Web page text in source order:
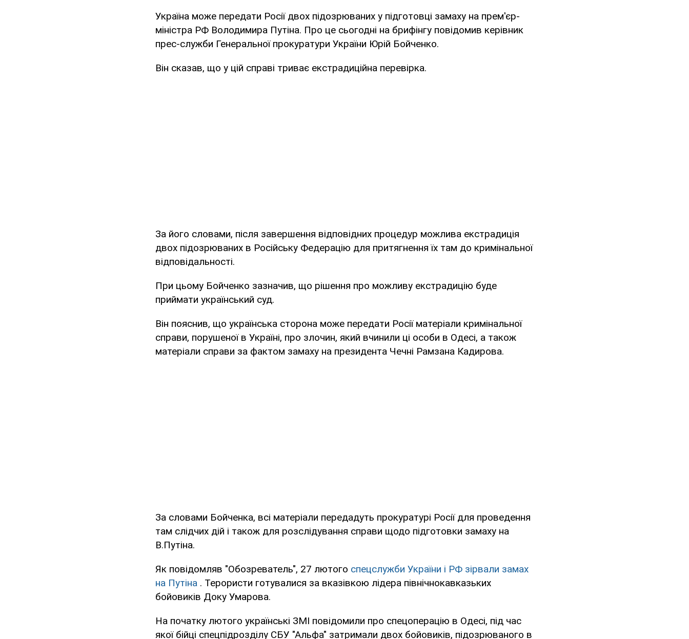
Україна може передати Росії двох підозрюваних у підготовці замаху на прем'єр-
міністра РФ Володимира Путіна. Про це сьогодні на брифінгу повідомив керівник
прес-служби Генеральної прокуратури України Юрій Бойченко.
Він сказав, що у цій справі триває екстрадиційна перевірка.
За його словами, після завершення відповідних процедур можлива екстрадиція
двох підозрюваних в Російську Федерацію для притягнення їх там до кримінальної
відповідальності.
При цьому Бойченко зазначив, що рішення про можливу екстрадицію буде
приймати український суд.
Він пояснив, що українська сторона може передати Росії матеріали кримінальної
справи, порушеної в Україні, про злочин, який вчинили ці особи в Одесі, а також
матеріали справи за фактом замаху на президента Чечні Рамзана Кадирова.
За словами Бойченка, всі матеріали передадуть прокуратурі Росії для проведення
там слідчих дій і також для розслідування справи щодо підготовки замаху на
В.Путіна.
Як повідомляв "Обозреватель", 27 лютого спецслужби України і РФ зірвали замах
на Путіна . Терористи готувалися за вказівкою лідера північнокавказьких
бойовиків Доку Умарова.
На початку лютого українські ЗМІ повідомили про спецоперацію в Одесі, під час
якої бійці спецпідрозділу СБУ "Альфа" затримали двох бойовиків, підозрюваного в